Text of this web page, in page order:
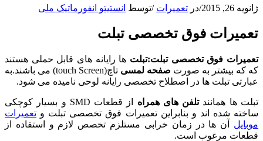
ژانویه 26, 2015 /در تعمیرات /توسط انستیتو انفورماتیک ملی
تعمیرات فوق تخصصی تبلت
تعمیرات فوق تخصصی تبلت:تبلت ها رایانه های قابل حملی هستند
که که بیشتر به صورت صفحه لمسی
تاچ(touch Screen) می باشند.به
عبارتی تبلت ها در اصطلاح تخصصی رایانه لوحی نامیده می شود.
تبلت ها همانندتلفن های همراه
از قطعات SMD و بسیار کوچکی
ساخته شده اند و بنابراین تعمیرات فوق تخصصی تبلت و تعمیرات
موبایل آن ها در زمان خرابی مستلزم تخصص لازم و استفاده از
قطعات مرغوب است.